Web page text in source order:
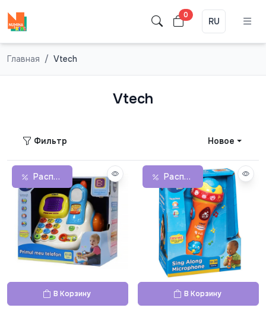
0
RU
Главная Vtech
Vtech
Фильтр Новое
Распродажа
В Корзину
Распродажа
В Корзину